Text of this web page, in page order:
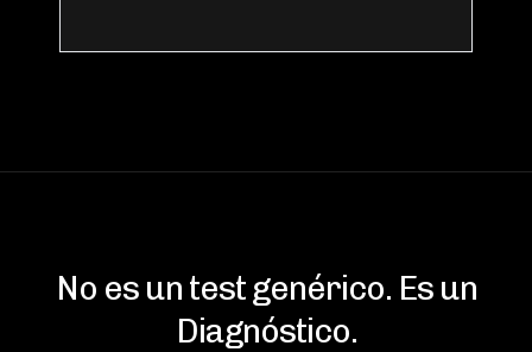
No es un test genérico. Es un
Diagnóstico.